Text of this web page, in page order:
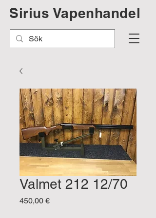
Sirius Vapenhandel
Valmet 212 12/70
450,00 €Pris